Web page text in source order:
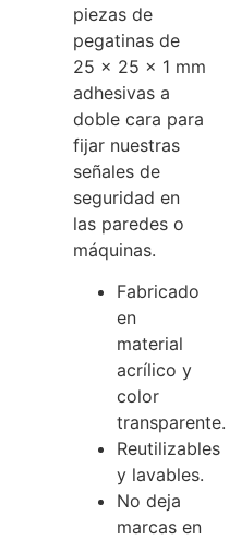
piezas de
pegatinas de
25 x 25 x 1 mm
adhesivas a
doble cara para
fijar nuestras
señales de
seguridad en
las paredes o
máquinas.
Fabricado
en
material
acrílico y
color
transparente.
Reutilizables
y lavables.
No deja
marcas en